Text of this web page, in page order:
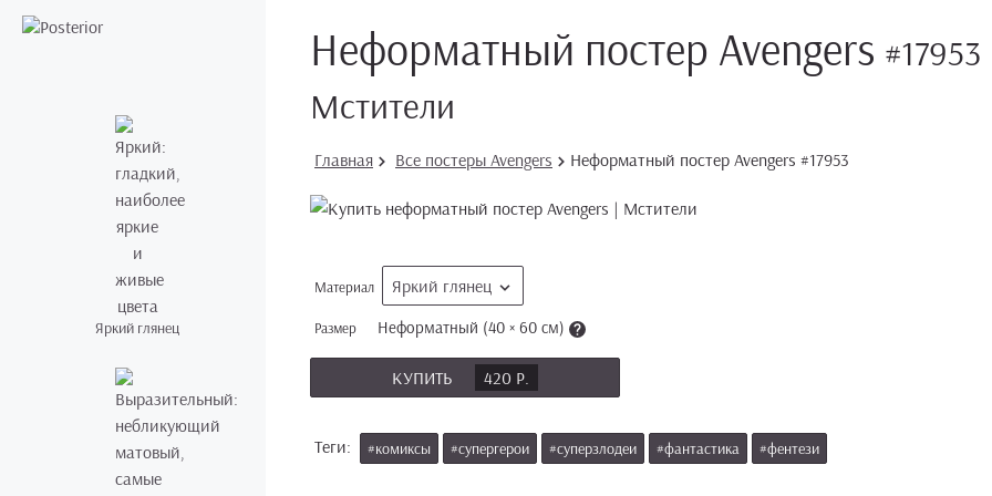
Яркий глянец
Неформатный постер Avengers #17953
Мстители
Главная Все постеры Avengers Неформатный постер Avengers #17953
Материал Яркий глянец
Размер Неформатный (40 × 60 см)
КУПИТЬ 420 Р.
Теги: #комиксы #супергерои #суперзлодеи #фантастика #фентези